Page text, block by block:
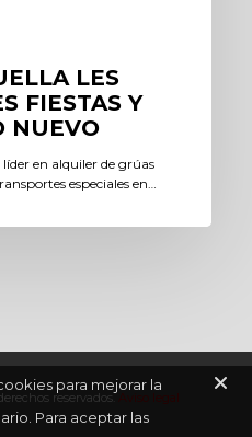
LES
FIESTAS Y
NUEVO
en alquiler de grúas
especiales en…
reservados.
para mejorar la
Para aceptar las